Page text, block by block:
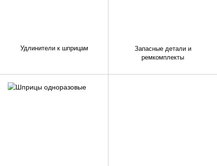
Удлинители к шприцам
Запасные детали и
ремкомплекты